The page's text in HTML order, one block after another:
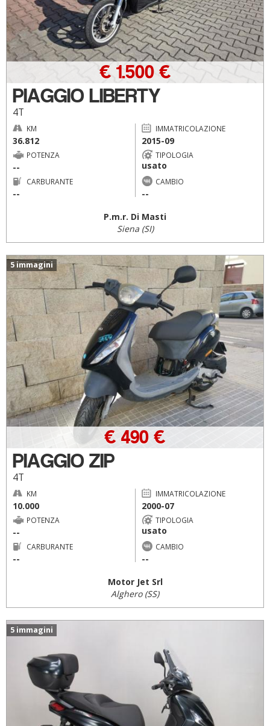
PIAGGIO LIBERTY
4T
€ 1.500 €
KM
36.812
IMMATRICOLAZIONE
2015-09
POTENZA
--
TIPOLOGIA
usato
CARBURANTE
--
CAMBIO
--
P.m.r. Di Masti
Siena (SI)
5 immagini
PIAGGIO ZIP
4T
€ 490 €
KM
10.000
IMMATRICOLAZIONE
2000-07
POTENZA
--
TIPOLOGIA
usato
CARBURANTE
--
CAMBIO
--
Motor Jet Srl
Alghero (SS)
5 immagini